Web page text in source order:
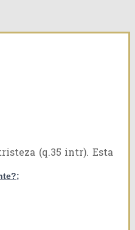
(q.35 intr). Esta